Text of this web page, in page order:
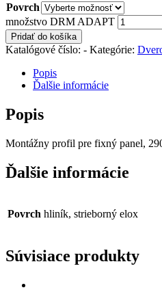
Povrch
množstvo DRM ADAPT
Pridať do košíka
Katalógové číslo: - Kategórie:
Popis
Ďalšie informácie
Popis
Montážny profil pre fixný panel,
Ďalšie informácie
Povrch hliník, strieborný elox
Súvisiace produkty